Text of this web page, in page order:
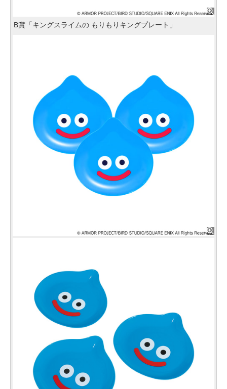
B賞「キングスライムの もりもりキングプレート」